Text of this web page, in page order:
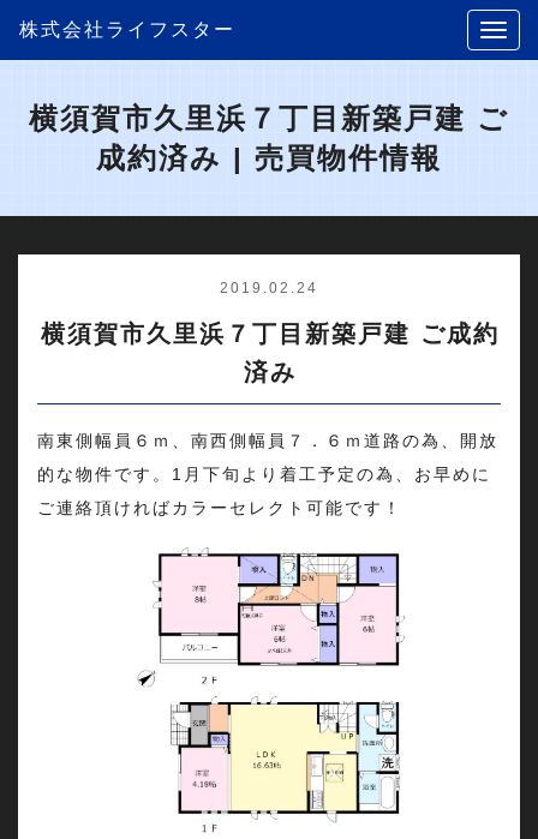
株式会社ライフスター
横須賀市久里浜７丁目新築戸建 ご
成約済み | 売買物件情報
2019.02.24
横須賀市久里浜７丁目新築戸建 ご成約
済み
南東側幅員６ｍ、南西側幅員７．６ｍ道路の為、開放
的な物件です。1月下旬より着工予定の為、お早めに
ご連絡頂ければカラーセレクト可能です！